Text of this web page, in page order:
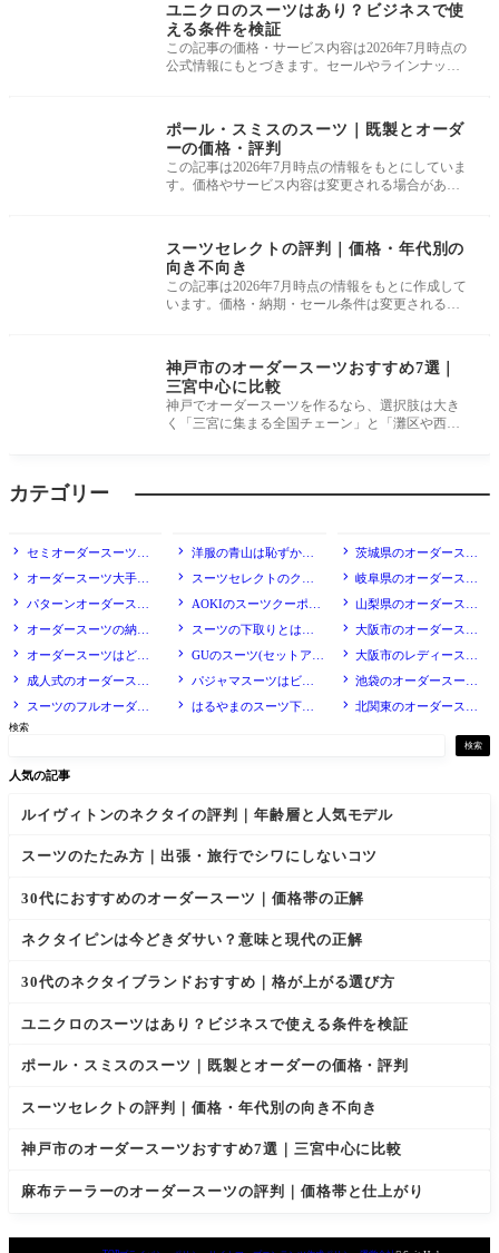
ユニクロのスーツはあり？ビジネスで使
える条件を検証
この記事の価格・サービス内容は2026年7月時点の
公式情報にもとづきます。セールやラインナップ
ポール・スミスのスーツ｜既製とオーダ
ーの価格・評判
この記事は2026年7月時点の情報をもとにしていま
す。価格やサービス内容は変更される場合がある
スーツセレクトの評判｜価格・年代別の
向き不向き
この記事は2026年7月時点の情報をもとに作成して
います。価格・納期・セール条件は変更される場
神戸市のオーダースーツおすすめ7選｜
三宮中心に比較
神戸でオーダースーツを作るなら、選択肢は大き
く「三宮に集まる全国チェーン」と「灘区や西区
カテゴリー
セミオーダースーツと
は？イージーオーダーとの
違い
オーダースーツ大手の
評判まとめ｜主要ブランド
横断比較
パターンオーダースー
ツとは？向いている人を解
説
オーダースーツの納期
はどれくらい？店舗別に比
較
オーダースーツはどこ
がいい？失敗しない選び方
を解説
成人式のオーダースー
ツ｜相場と作るタイミング
スーツのフルオーダー
とイージーオーダーの違い
洋服の青山は恥ずかし
い？年代別のリアルな評価
スーツセレクトのクー
ポンはある？セール時期と
安く買う方法
AOKIのスーツクーポン
入手法｜株主優待とセール
どれが得？
スーツの下取りとは？
相場・条件・現金化の可否
を解説
GUのスーツ(セットアッ
プ)はあり？サイズ感と評判
パジャマスーツはビジ
ネスで失礼？AOKIの評判
はるやまのスーツ下取
茨城県のオーダースー
ツおすすめ5選｜水戸市中
心に比較
岐阜県のオーダースー
ツおすすめ5選｜岐阜市中
心に比較
山梨県のオーダースー
ツおすすめ5選｜甲府市中
心に比較
大阪市のオーダースー
ツおすすめ10選｜梅田・難
波で価格比較
大阪市のレディースオ
ーダースーツ7選｜女性向
けの店を厳選
池袋のオーダースーツ
おすすめ7選｜駅チカで比
北関東のオーダースー
検索
検索
人気の記事
ルイヴィトンのネクタイの評判｜年齢層と人気モデル
スーツのたたみ方｜出張・旅行でシワにしないコツ
30代におすすめのオーダースーツ｜価格帯の正解
ネクタイピンは今どきダサい？意味と現代の正解
30代のネクタイブランドおすすめ｜格が上がる選び方
ユニクロのスーツはあり？ビジネスで使える条件を検証
ポール・スミスのスーツ｜既製とオーダーの価格・評判
スーツセレクトの評判｜価格・年代別の向き不向き
神戸市のオーダースーツおすすめ7選｜三宮中心に比較
麻布テーラーのオーダースーツの評判｜価格帯と仕上がり